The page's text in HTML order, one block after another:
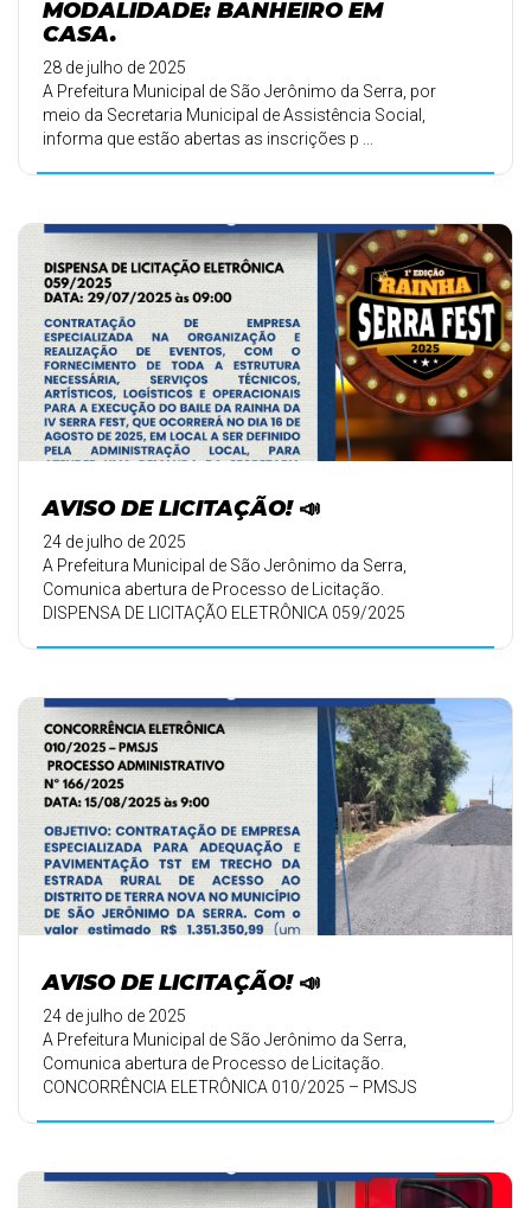
MODALIDADE: BANHEIRO EM
CASA.
28 de julho de 2025
A Prefeitura Municipal de São Jerônimo da Serra, por
meio da Secretaria Municipal de Assistência Social,
informa que estão abertas as inscrições p ...
AVISO DE LICITAÇÃO! 📣
24 de julho de 2025
A Prefeitura Municipal de São Jerônimo da Serra,
Comunica abertura de Processo de Licitação.
DISPENSA DE LICITAÇÃO ELETRÔNICA 059/2025
AVISO DE LICITAÇÃO! 📣
24 de julho de 2025
A Prefeitura Municipal de São Jerônimo da Serra,
Comunica abertura de Processo de Licitação.
CONCORRÊNCIA ELETRÔNICA 010/2025 – PMSJS